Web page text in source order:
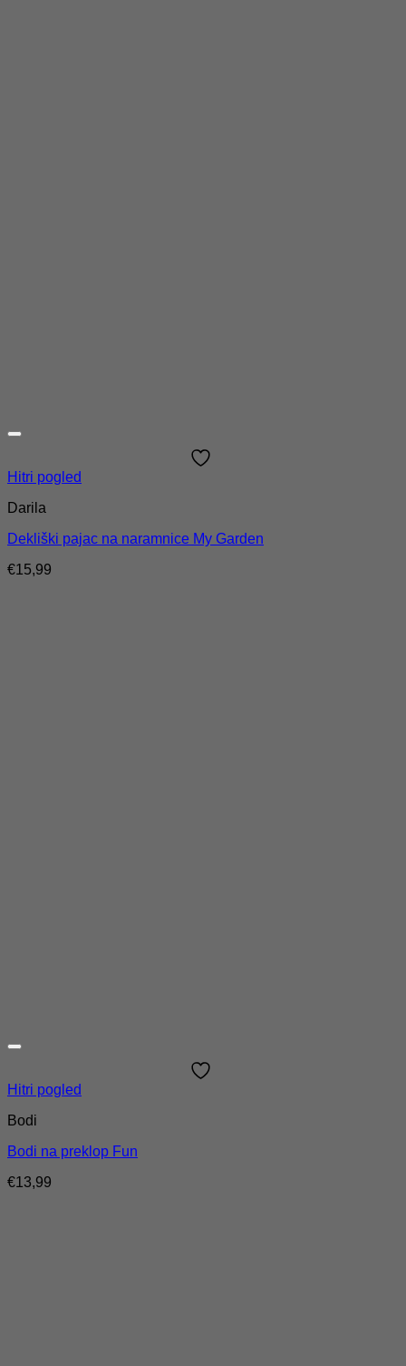
Hitri pogled
Darila
Dekliški pajac na naramnice My Garden
€15,99
Hitri pogled
Bodi
Bodi na preklop Fun
€13,99